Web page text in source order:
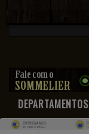
DEPARTAMENTOS